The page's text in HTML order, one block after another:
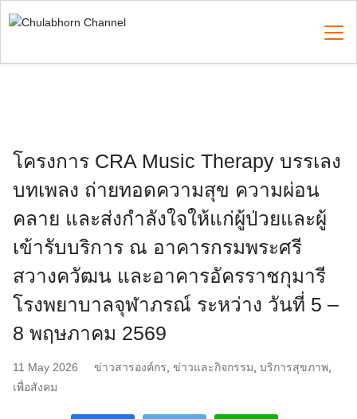
to
โครงการ CRA Music Therapy บรรเลง
บทเพลง ถ่ายทอดความสุข ความผ่อน
คลาย และส่งกำลังใจให้แก่ผู้ป่วยและผู้
เข้ารับบริการ ณ อาคารกรมพระศรี
สวางควัฒน และอาคารอัครราชกุมารี
โรงพยาบาลจุฬาภรณ์ ระหว่าง วันที่ 5 –
8 พฤษภาคม 2569
11 May 2026 ข่าวสารองค์กร ข่าวและกิจกรรม บริการสุขภาพ
เพื่อสังคม